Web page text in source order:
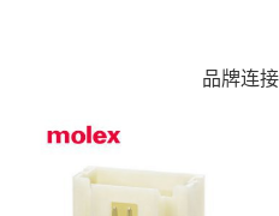
品牌连